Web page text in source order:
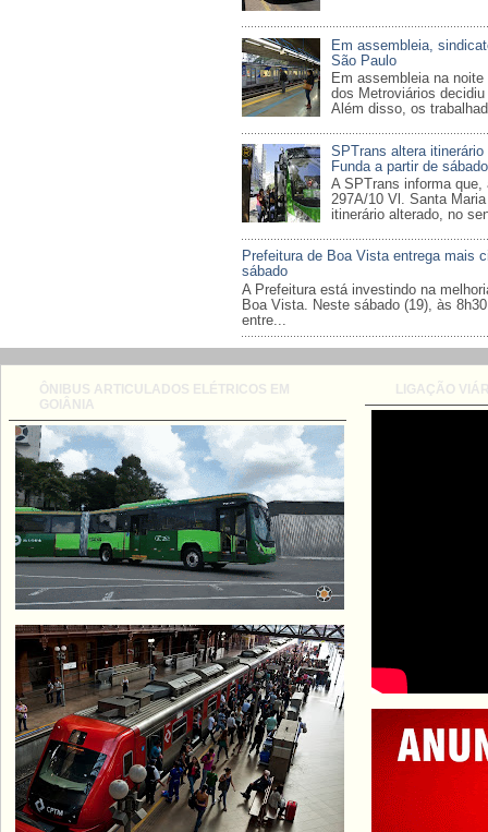
Em assembleia,
São Paulo
Em assembleia na
dos Metroviários
Além disso, os
SPTrans altera
Funda a partir de
A SPTrans informa que,
297A/10 Vl. Santa
itinerário alterado, no
Prefeitura de Boa Vista entrega mais
sábado
A Prefeitura está investindo na
Boa Vista. Neste sábado (19), às
entre...
ÔNIBUS ARTICULADOS ELÉTRICOS EM
GOIÂNIA
LIGAÇÃO